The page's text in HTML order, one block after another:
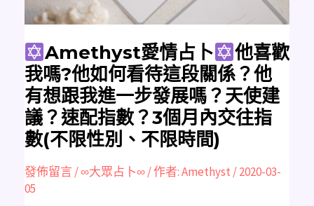
Amethyst愛情占卜
他喜歡
我嗎?他如何看待這段關係？他
有想跟我進一步發展嗎？天使建
議？速配指數？3個月內交往指
數(不限性別、不限時間)
發佈留言/∞大眾占卜∞/ 作者:Amethyst/2020-03-
05
如
何
看
這
段
關
係？
他
有
想
跟
我
進
一
發
展